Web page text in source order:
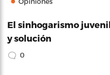
El sinhogarismo
y solución
0